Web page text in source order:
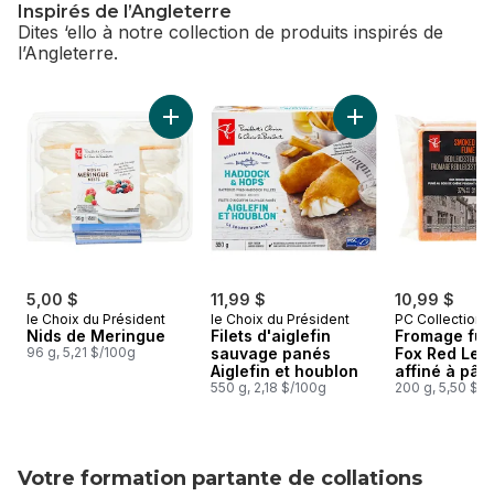
Inspirés de l’Angleterre
Dites ‘ello à notre collection de produits inspirés de
l’Angleterre.
sauter Inspirés de l’Angleterre
5,00 $
le Choix du Président
Nids de Meringue
96 g, 5,21 $/100g
Ajouter Nids de Meringue au panier
11,99 $
le Choix du Président
Filets d'aiglefin
sauvage panés
Aiglefin et houblon
550 g, 2,18 $/100g
Ajouter Filets
10,99 $
PC Collection
Fromage
Fox Red
affiné à
200 g, 5,50 $/
Votre formation partante de collations